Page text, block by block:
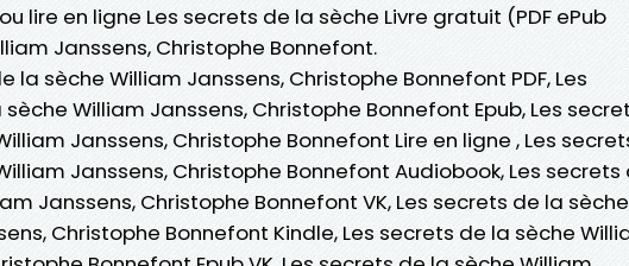
lire en ligne Les secrets de la sèche Livre gratuit (PDF ePub
Janssens, Christophe Bonnefont.
la sèche William Janssens, Christophe Bonnefont PDF, Les
William Janssens, Christophe Bonnefont Epub, Les
Janssens, Christophe Bonnefont Lire en ligne , Les
Janssens, Christophe Bonnefont Audiobook, Les secrets
Janssens, Christophe Bonnefont VK, Les secrets de la sèche
Christophe Bonnefont Kindle, Les secrets de la sèche